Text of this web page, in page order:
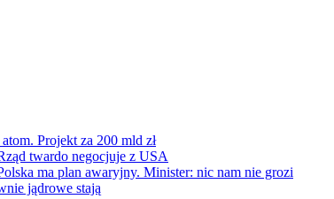
Projekt za 200 mld zł
twardo negocjuje z USA
ma plan awaryjny. Minister: nic nam nie grozi
jądrowe stają